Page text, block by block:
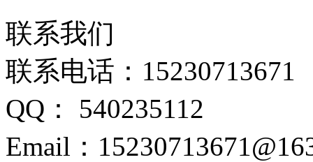
联系我们
联系电话：15230713671
QQ： 540235112
Email：